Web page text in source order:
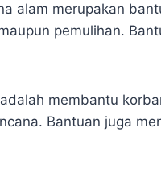
alam merupakan
pemulihan.
membantu
Bantuan juga